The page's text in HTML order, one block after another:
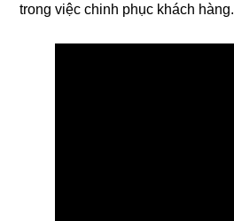
trong việc chinh phục khách hàng.